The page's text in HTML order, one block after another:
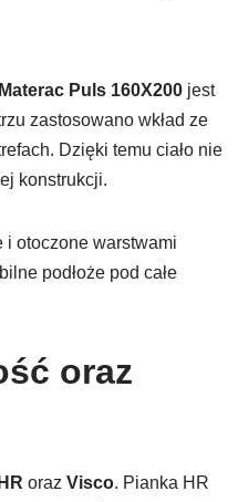
Puls 160X200 jest
zastosowano wkład ze
Dzięki temu ciało nie
konstrukcji.
i otoczone warstwami
podłoże pod całe
oraz
HR oraz Visco. Pianka HR